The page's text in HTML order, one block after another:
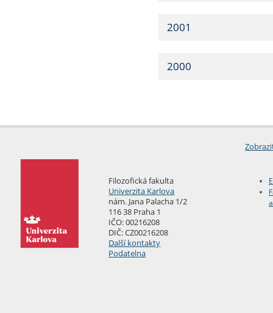
2001
2000
Filozofická fakulta
Univerzita Karlova
nám. Jana Palacha 1/2
116 38 Praha 1
IČO: 00216208
DIČ: CZ00216208
Další kontakty
Podatelna